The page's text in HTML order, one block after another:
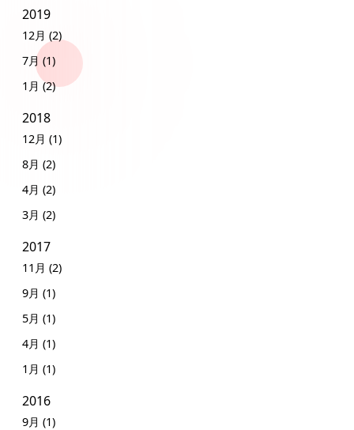
2019
12月 (2)
7月 (1)
1月 (2)
2018
12月 (1)
8月 (2)
4月 (2)
3月 (2)
2017
11月 (2)
9月 (1)
5月 (1)
4月 (1)
1月 (1)
2016
9月 (1)